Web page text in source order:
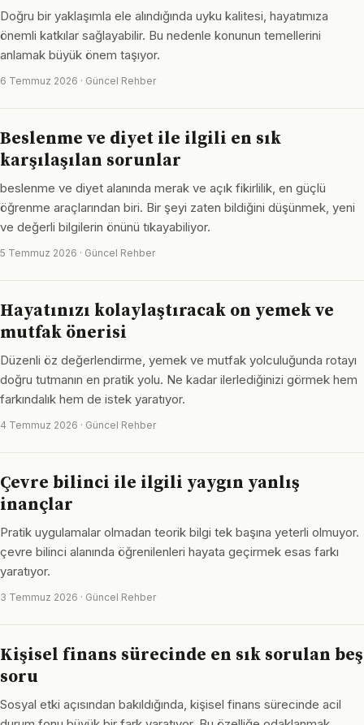
Doğru bir yaklaşımla ele alındığında uyku kalitesi, hayatımıza
önemli katkılar sağlayabilir. Bu nedenle konunun temellerini
anlamak büyük önem taşıyor.
6 Temmuz 2026 · Güncel Rehber
Beslenme ve diyet ile ilgili en sık
karşılaşılan sorunlar
beslenme ve diyet alanında merak ve açık fikirlilik, en güçlü
öğrenme araçlarından biri. Bir şeyi zaten bildiğini düşünmek, yeni
ve değerli bilgilerin önünü tıkayabiliyor.
5 Temmuz 2026 · Güncel Rehber
Hayatınızı kolaylaştıracak on yemek ve
mutfak önerisi
Düzenli öz değerlendirme, yemek ve mutfak yolculuğunda rotayı
doğru tutmanın en pratik yolu. Ne kadar ilerlediğinizi görmek hem
farkındalık hem de istek yaratıyor.
4 Temmuz 2026 · Güncel Rehber
Çevre bilinci ile ilgili yaygın yanlış
inançlar
Pratik uygulamalar olmadan teorik bilgi tek başına yeterli olmuyor.
çevre bilinci alanında öğrenilenleri hayata geçirmek esas farkı
yaratıyor.
3 Temmuz 2026 · Güncel Rehber
Kişisel finans sürecinde en sık sorulan beş
soru
Sosyal etki açısından bakıldığında, kişisel finans sürecinde acil